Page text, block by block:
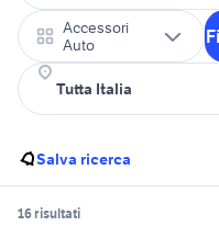
Accessori
Auto
Salva ricerca
16 risultati